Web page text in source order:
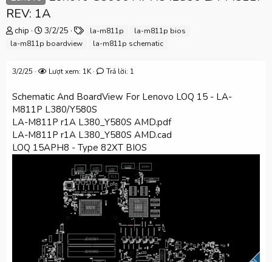
REV: 1A
T
h
a
s
t
r
t
e
chip
N
g
g
i
3/2/25
ó
la-m811p
la-m811p bios
la-m811p boardview
la-m811p schematic
3/2/25 Lượt xem: 1K Trả lời: 1
Schematic And BoardView For Lenovo LOQ 15 - LA-
M811P L380/Y580S
LA-M811P r1A L380_Y580S AMD.pdf
LA-M811P r1A L380_Y580S AMD.cad
LOQ 15APH8 - Type 82XT BIOS